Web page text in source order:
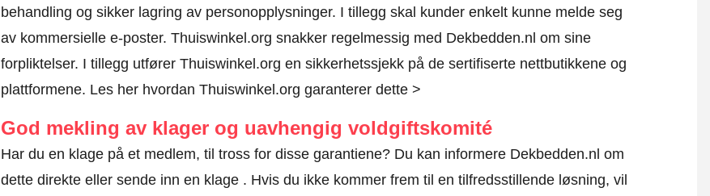
behandling og sikker lagring av personopplysninger. I tillegg skal kunder enkelt kunne melde seg
av kommersielle e-poster. Thuiswinkel.org snakker regelmessig med Dekbedden.nl om sine
forpliktelser. I tillegg utfører Thuiswinkel.org en sikkerhetssjekk på de sertifiserte nettbutikkene og
plattformene. Les her hvordan Thuiswinkel.org garanterer dette >
God mekling av klager og uavhengig voldgiftskomité
Har du en klage på et medlem, til tross for disse garantiene? Du kan informere Dekbedden.nl om
dette direkte ellersende inn en klage. Hvis du ikke kommer frem til en tilfredsstillende løsning, vil